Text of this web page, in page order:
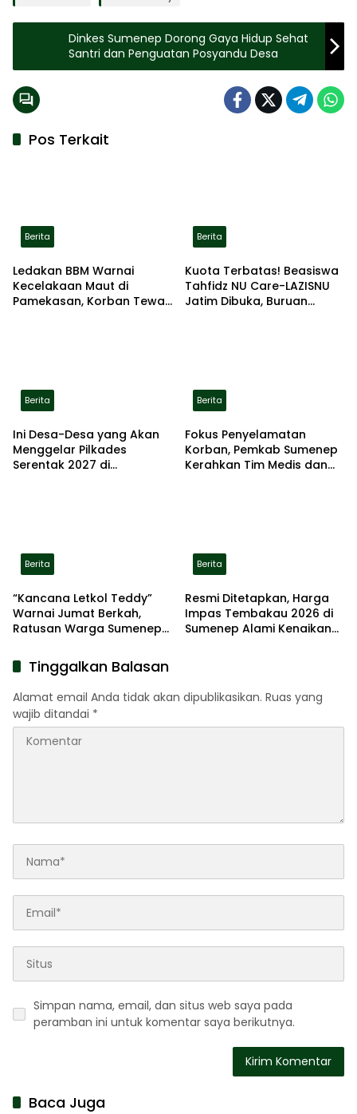
Dinkes Sumenep Dorong Gaya Hidup Sehat
Santri dan Penguatan Posyandu Desa
Pos Terkait
Berita
Ledakan BBM Warnai
Kecelakaan Maut di
Pamekasan, Korban Tewas
Berita
Kuota Terbatas! Beasiswa
Tahfidz NU Care-LAZISNU
Jatim Dibuka, Buruan
Berita
Ini Desa-Desa yang Akan
Menggelar Pilkades
Serentak 2027 di
Berita
Fokus Penyelamatan
Korban, Pemkab Sumenep
Kerahkan Tim Medis dan
Berita
“Kancana Letkol Teddy”
Warnai Jumat Berkah,
Ratusan Warga Sumenep
Berita
Resmi Ditetapkan, Harga
Impas Tembakau 2026 di
Sumenep Alami Kenaikan
Tinggalkan Balasan
Alamat email Anda tidak akan dipublikasikan. Ruas yang
wajib ditandai *
Simpan nama, email, dan situs web saya pada
peramban ini untuk komentar saya berikutnya.
Baca Juga